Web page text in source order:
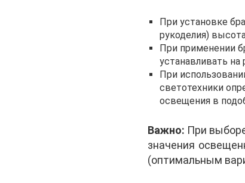
При установке
рукоделия)
При применении
устанавливать на
При
светотехники
освещения в
Важно: При
значения
(оптимальным